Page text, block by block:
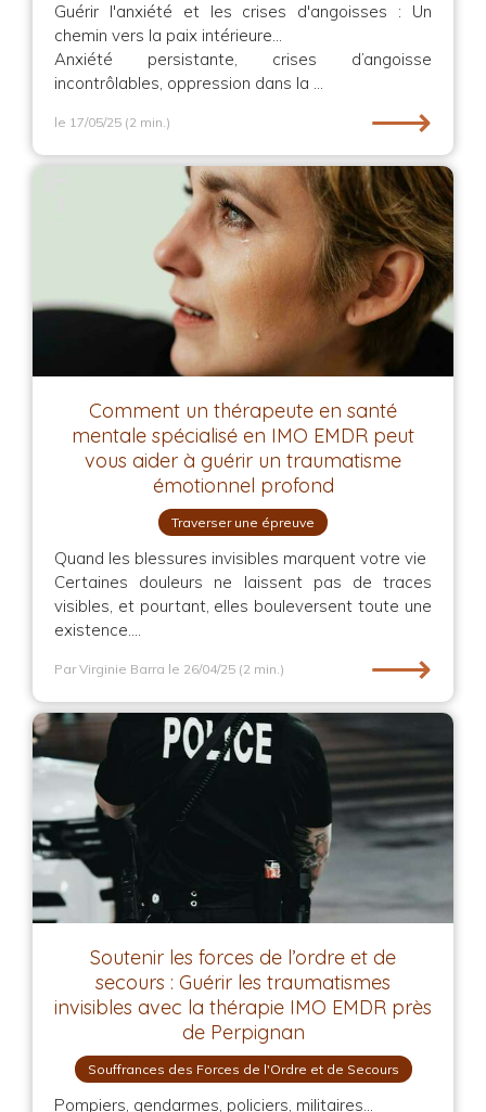
Guérir l'anxiété et les crises d'angoisses : Un
chemin vers la paix intérieure...
Anxiété persistante, crises d’angoisse
incontrôlables, oppression dans la ...
le 17/05/25 (2 min.) ⟶
Comment un thérapeute en santé
mentale spécialisé en IMO EMDR peut
vous aider à guérir un traumatisme
émotionnel profond
Traverser une épreuve
Quand les blessures invisibles marquent votre vie
Certaines douleurs ne laissent pas de traces
visibles, et pourtant, elles bouleversent toute une
existence....
Par Virginie Barra le 26/04/25 (2 min.) ⟶
Soutenir les forces de l’ordre et de
secours : Guérir les traumatismes
invisibles avec la thérapie IMO EMDR près
de Perpignan
Souffrances des Forces de l'Ordre et de Secours
Pompiers, gendarmes, policiers, militaires…